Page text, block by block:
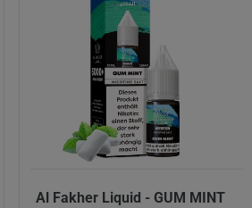
Al Fakher Liquid - GUM MINT